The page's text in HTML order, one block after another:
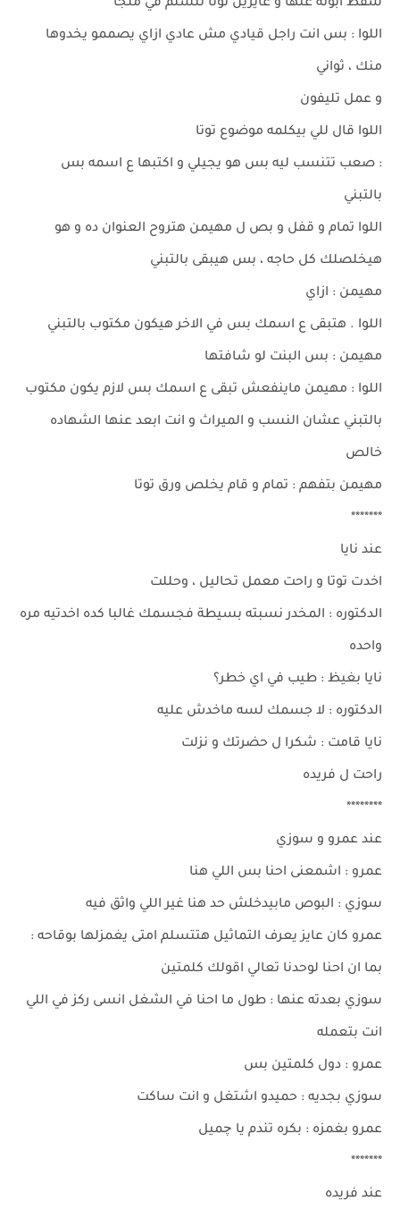
سقط ابوته عنها و عايزين توتا تتسلم في ملجأ
اللوا : بس انت راجل قيادي مش عادي ازاي يصممو يخدوها
منك ، ثواني
و عمل تليفون
اللوا قال للي بيكلمه موضوع توتا
: صعب تتنسب ليه بس هو يجيلي و اكتبها ع اسمه بس
بالتبني
اللوا تمام و قفل و بص ل مهيمن هتروح العنوان ده و هو
هيخلصلك كل حاجه ، بس هيبقى بالتبني
مهيمن : ازاي
اللوا . هتبقى ع اسمك بس في الاخر هيكون مكتوب بالتبني
مهيمن : بس البنت لو شافتها
اللوا : مهيمن ماينفعش تبقى ع اسمك بس لازم يكون مكتوب
بالتبني عشان النسب و الميراث و انت ابعد عنها الشهاده
خالص
مهيمن بتفهم : تمام و قام يخلص ورق توتا
*******
عند نايا
اخدت توتا و راحت معمل تحاليل ، وحللت
الدكتوره : المخدر نسبته بسيطة فجسمك غالبا كده اخدتيه مره
واحده
نايا بغيظ : طيب في اي خطر؟
الدكتوره : لا جسمك لسه ماخدش عليه
نايا قامت : شكرا ل حضرتك و نزلت
راحت ل فريده
********
عند عمرو و سوزي
عمرو : اشمعنى احنا بس اللي هنا
سوزي : البوص مابيدخلش حد هنا غير اللي واثق فيه
عمرو كان عايز يعرف التماثيل هتتسلم امتى يغمزلها بوقاحه :
بما ان احنا لوحدنا تعالي اقولك كلمتين
سوزي بعدته عنها : طول ما احنا في الشغل انسى ركز في اللي
انت بتعمله
عمرو : دول كلمتين بس
سوزي بجديه : حميدو اشتغل و انت ساكت
عمرو بغمزه : بكره تندم يا چميل
*******
عند فريده